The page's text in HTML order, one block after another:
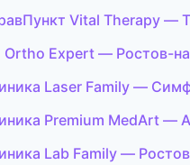
Vital Therapy —
Expert — Ростов-
Laser Family —
Premium MedArt —
Lab Family —